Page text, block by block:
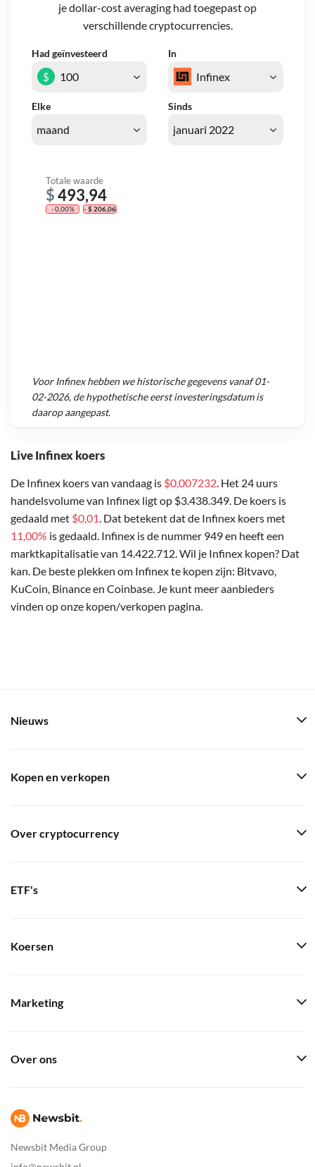
Live Infinex koers
De Infinex koers van vandaag is $0,007232. Het 24 uurs
handelsvolume van Infinex ligt op $3.438.349. De koers is
gedaald met $0,01. Dat betekent dat de Infinex koers met
11,00% is gedaald. Infinex is de nummer 949 en heeft een
marktkapitalisatie van 14.422.712. Wil je Infinex kopen? Dat
kan. De beste plekken om Infinex te kopen zijn: Bitvavo,
KuCoin, Binance en Coinbase. Je kunt meer aanbieders
vinden op onze kopen/verkopen pagina.
je dollar-cost averaging had toegepast op
verschillende cryptocurrencies.
Had geïnvesteerd In
Elke Sinds
$
Totale waarde
$493,94
- 0,00% - $ 206,06
VoorInfinexhebben we historische gegevens vanaf01-
02-2026, de hypothetische eerst investeringsdatum is
daarop aangepast.
Newsbit Media Group
Nieuws
Kopen en verkopen
Over cryptocurrency
ETF's
Koersen
Marketing
Over ons